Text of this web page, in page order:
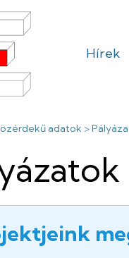
Hírek
adatok